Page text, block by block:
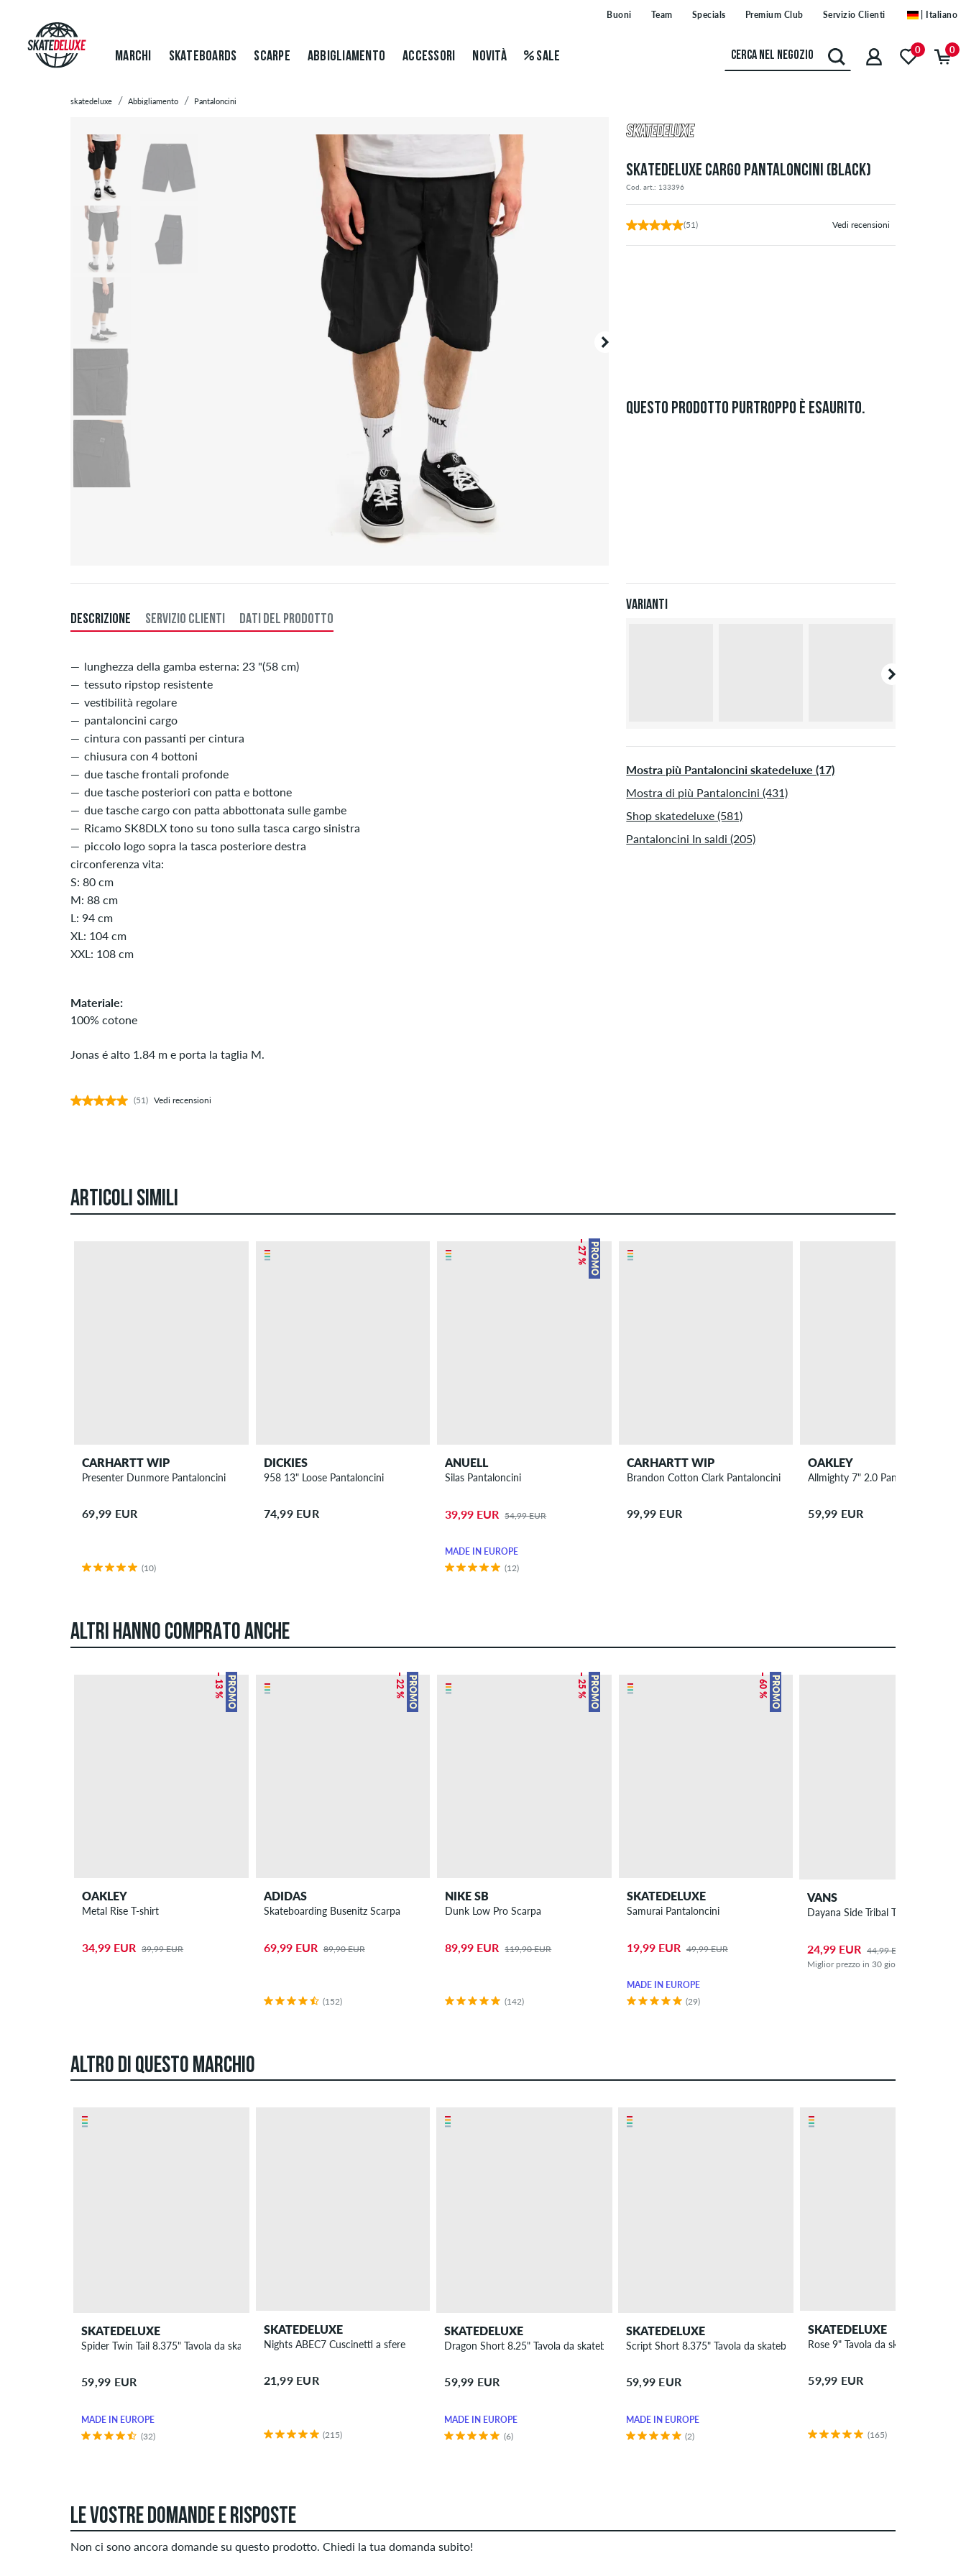
Buoni Team Specials Premium Club Servizio Clienti | Italiano
MARCHI SKATEBOARDS SCARPE ABBIGLIAMENTO ACCESSORI NOVITÀ SALE 0 0
skatedeluxe Abbigliamento Pantaloncini
SKATEDELUXE CARGO PANTALONCINI (BLACK)
Cod. art.: 133396
(51) Vedi recensioni
QUESTO PRODOTTO PURTROPPO È ESAURITO.
Varianti
DESCRIZIONE
SERVIZIO CLIENTI DATI DEL PRODOTTO
lunghezza della gamba esterna: 23 "(58 cm)
tessuto ripstop resistente
vestibilità regolare
pantaloncini cargo
cintura con passanti per cintura
chiusura con 4 bottoni
due tasche frontali profonde
due tasche posteriori con patta e bottone
due tasche cargo con patta abbottonata sulle gambe
Ricamo SK8DLX tono su tono sulla tasca cargo sinistra
piccolo logo sopra la tasca posteriore destra
circonferenza vita:
S: 80 cm
M: 88 cm
L: 94 cm
XL: 104 cm
XXL: 108 cm
Materiale:
100% cotone
Jonas é alto 1.84 m e porta la taglia M.
(51) Vedi recensioni
Mostra più Pantaloncini skatedeluxe (17)
Mostra di più Pantaloncini (431)
Shop skatedeluxe (581)
Pantaloncini In saldi (205)
ARTICOLI SIMILI
CARHARTT WIP
Presenter Dunmore Pantaloncini
69,99 EUR
(10)
DICKIES
958 13" Loose Pantaloncini
74,99 EUR
PROMO
– 27 %
ANUELL
Silas Pantaloncini
39,99 EUR 54,99 EUR
MADE IN EUROPE
(12)
CARHARTT WIP
Brandon Cotton Clark Pantaloncini
99,99 EUR
OAKLEY
Allmighty 7" 2.0 Pantaloncini
59,99 EUR
ALTRI HANNO COMPRATO ANCHE
PROMO
– 13 %
OAKLEY
Metal Rise T-shirt
34,99 EUR 39,99 EUR
PROMO
– 22 %
ADIDAS
Skateboarding Busenitz Scarpa
69,99 EUR 89,90 EUR
(152)
PROMO
– 25 %
NIKE SB
Dunk Low Pro Scarpa
89,99 EUR 119,90 EUR
(142)
PROMO
– 60 %
SKATEDELUXE
Samurai Pantaloncini
19,99 EUR 49,99 EUR
MADE IN EUROPE
(29)
VANS
Dayana Side Tribal T-shirt
24,99 EUR 44,99 EUR
Miglior prezzo in 30 giorni: 29,99 EUR (-
ALTRO DI QUESTO MARCHIO
SKATEDELUXE
Spider Twin Tail 8.375" Tavola da skateboard
59,99 EUR
MADE IN EUROPE
(32)
SKATEDELUXE
Nights ABEC7 Cuscinetti a sfere
21,99 EUR
(215)
SKATEDELUXE
Dragon Short 8.25" Tavola da skateboard
59,99 EUR
MADE IN EUROPE
(6)
SKATEDELUXE
Script Short 8.375" Tavola da skateboard
59,99 EUR
MADE IN EUROPE
(2)
SKATEDELUXE
Rose 9" Tavola da skateboard
59,99 EUR
(165)
LE VOSTRE DOMANDE E RISPOSTE
Non ci sono ancora domande su questo prodotto. Chiedi la tua domanda subito!